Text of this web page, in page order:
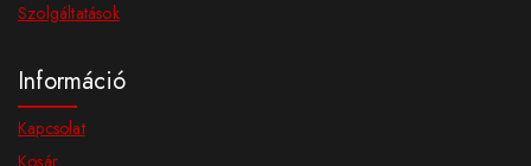
Szolgáltatások
Információ
Kapcsolat